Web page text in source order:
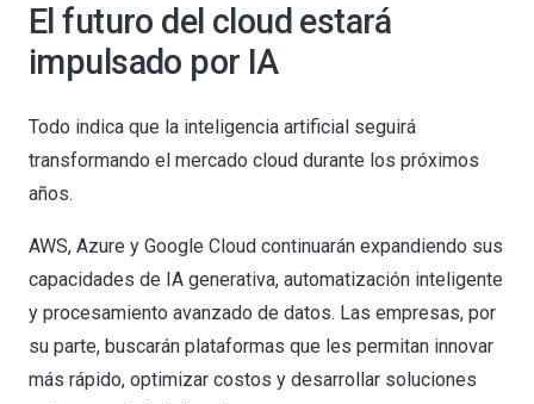
El futuro del cloud estará
impulsado por IA
Todo indica que la inteligencia artificial seguirá
transformando el mercado cloud durante los próximos
años.
AWS, Azure y Google Cloud continuarán expandiendo sus
capacidades de IA generativa, automatización inteligente
y procesamiento avanzado de datos. Las empresas, por
su parte, buscarán plataformas que les permitan innovar
más rápido, optimizar costos y desarrollar soluciones